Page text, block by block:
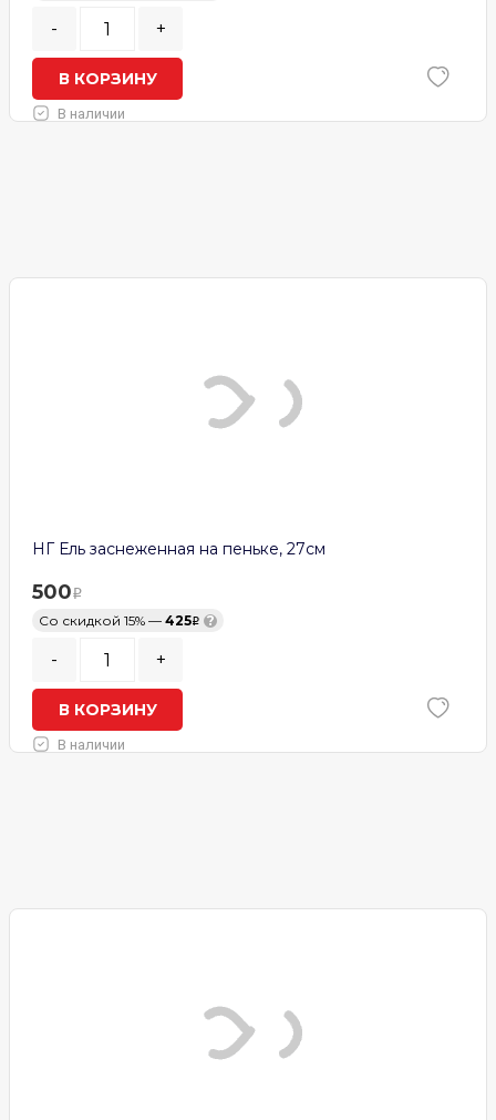
- +
В КОРЗИНУ
В наличии
НГ Ель заснеженная на пеньке, 27см
500
Со скидкой 15% — 425 ?
- +
В КОРЗИНУ
В наличии